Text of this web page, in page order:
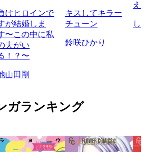
けヒロインで
が結婚しま
〜この中に私
夫がい
！？〜
山田剛
キスしてキラー
チューン
鈴咲ひかり
え
し
ガランキング